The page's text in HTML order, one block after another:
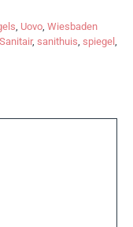
Uovo Wiesbaden
Sanitair, sanithuis spiegel